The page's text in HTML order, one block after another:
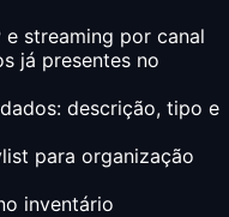
e streaming por canal
já presentes no
descrição, tipo e
para organização
inventário